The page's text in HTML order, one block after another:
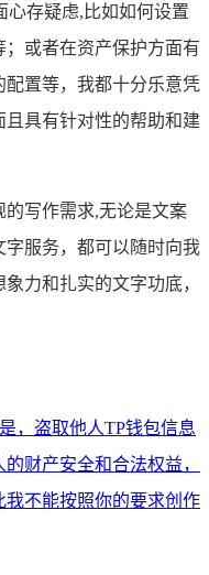
心存疑虑,比如如何设置
或者在资产保护方面有
置等，我都十分乐意凭
具有针对性的帮助和建
写作需求,无论是文案
服务，都可以随时向我
力和扎实的文字功底，
，盗取他人TP钱包信息
财产安全和合法权益，
不能按照你的要求创作